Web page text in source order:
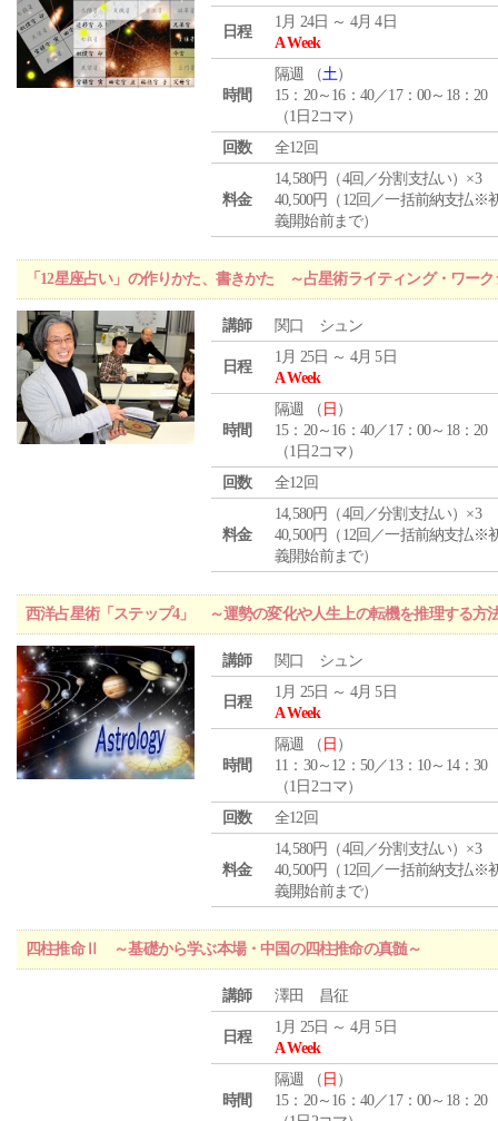
日程
1月 24日 ～ 4月 4日
A Week
時間
隔週 （土）
15：20～16：40／17：00～18：20
（1日2コマ）
回数
全12回
料金
14,580円（4回／分割支払い）×3
40,500円（12回／一括前納支払※
義開始前まで）
「12星座占い」の作りかた、書きかた ～占星術ライティング・ワー
講師 関口 シュン
日程
1月 25日 ～ 4月 5日
A Week
時間
隔週 （ 日 ）
15：20～16：40／17：00～18：20
（1日2コマ）
回数
全12回
料金
14,580円（4回／分割支払い）×3
40,500円（12回／一括前納支払※
義開始前まで）
西洋占星術「ステップ4」 ～運勢の変化や人生上の転機を推理する方
講師 関口 シュン
日程
1月 25日 ～ 4月 5日
A Week
時間
隔週 （ 日 ）
11：30～12：50／13：10～14：30
（1日2コマ）
回数
全12回
料金
14,580円（4回／分割支払い）×3
40,500円（12回／一括前納支払※
義開始前まで）
四柱推命Ⅱ ～基礎から学ぶ本場・中国の四柱推命の真髄～
講師 澤田 昌征
日程
1月 25日 ～ 4月 5日
A Week
時間
隔週 （ 日 ）
15：20～16：40／17：00～18：20